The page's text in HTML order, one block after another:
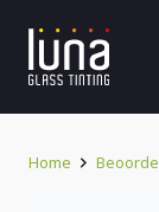
Home